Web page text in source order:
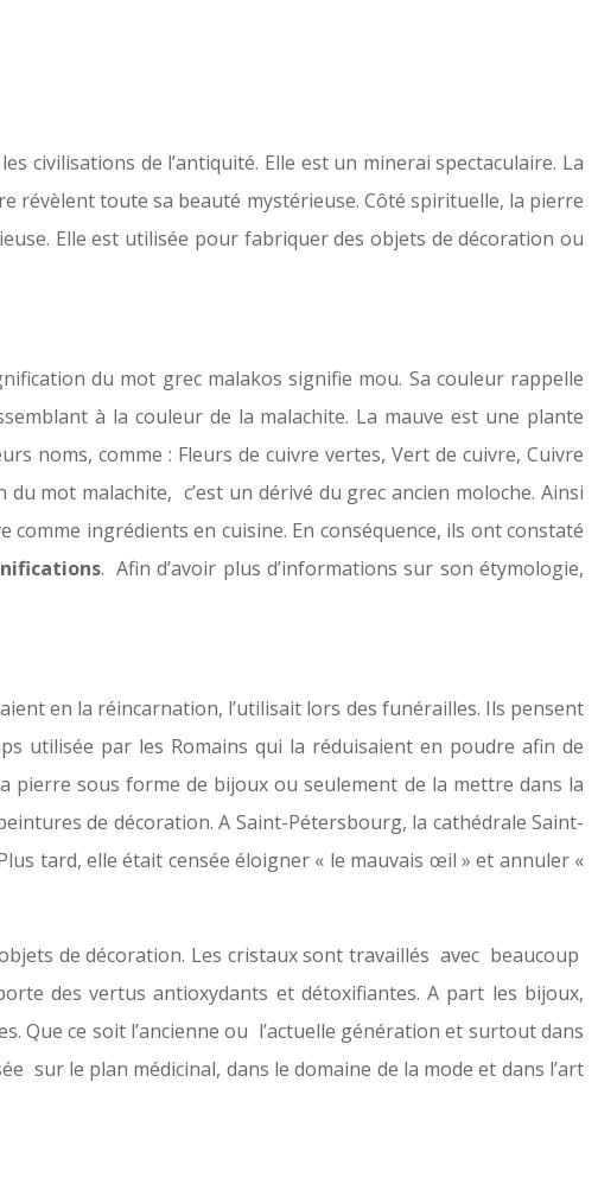
civilisations de l’antiquité. Elle est un minerai spectaculaire. La
révèlent toute sa beauté mystérieuse. Côté spirituelle, la pierre
Elle est utilisée pour fabriquer des objets de décoration ou
du mot grec malakos signifie mou. Sa couleur rappelle
à la couleur de la malachite. La mauve est une plante
noms, comme : Fleurs de cuivre vertes, Vert de cuivre, Cuivre
mot malachite, c’est un dérivé du grec ancien moloche. Ainsi
ingrédients en cuisine. En conséquence, ils ont constaté
. Afin d’avoir plus d’informations sur son étymologie,
en la réincarnation, l’utilisait lors des funérailles. Ils pensent
utilisée par les Romains qui la réduisaient en poudre afin de
pierre sous forme de bijoux ou seulement de la mettre dans la
de décoration. A Saint-Pétersbourg, la cathédrale Saint-
tard, elle était censée éloigner « le mauvais œil » et annuler «
de décoration. Les cristaux sont travaillés avec beaucoup
des vertus antioxydants et détoxifiantes. A part les bijoux,
Que ce soit l’ancienne ou l’actuelle génération et surtout dans
sur le plan médicinal, dans le domaine de la mode et dans l’art